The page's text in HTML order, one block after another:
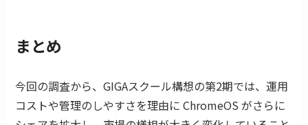
まとめ
今回の調査から、GIGAスクール構想の第2期では、運用
コストや管理のしやすさを理由に ChromeOS がさらに